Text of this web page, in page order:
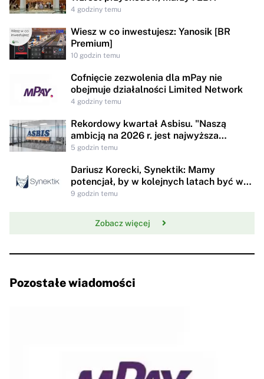
4 godziny temu
Wiesz w co inwestujesz: Yanosik [BR
Premium]
10 godzin temu
Cofnięcie zezwolenia dla mPay nie
obejmuje działalności Limited Network
4 godziny temu
Rekordowy kwartał Asbisu. "Naszą
ambicją na 2026 r. jest najwyższa
rentowności w historii"
5 godzin temu
Dariusz Korecki, Synektik: Mamy
potencjał, by w kolejnych latach być w
awangardzie rewolucji technologicznej
9 godzin temu
Zobacz więcej
Pozostałe wiadomości